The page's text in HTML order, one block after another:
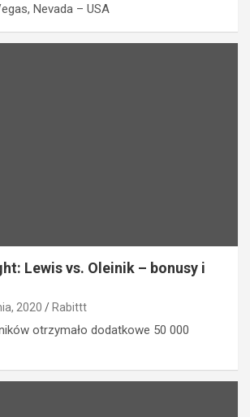
Nevada – USA
Lewis vs. Oleinik – bonusy i
2020 Rabittt
otrzymało dodatkowe 50 000